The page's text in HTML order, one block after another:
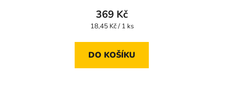
369 Kč
Měrná
18,45 Kč / 1 ks
DO KOŠÍKU